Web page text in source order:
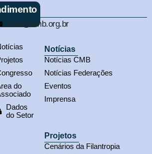
cmb@cmb.org.br
do
Dados
do Setor
Notícias
Notícias CMB
Notícias Federações
Eventos
Imprensa
Projetos
Cenários da Filantropia